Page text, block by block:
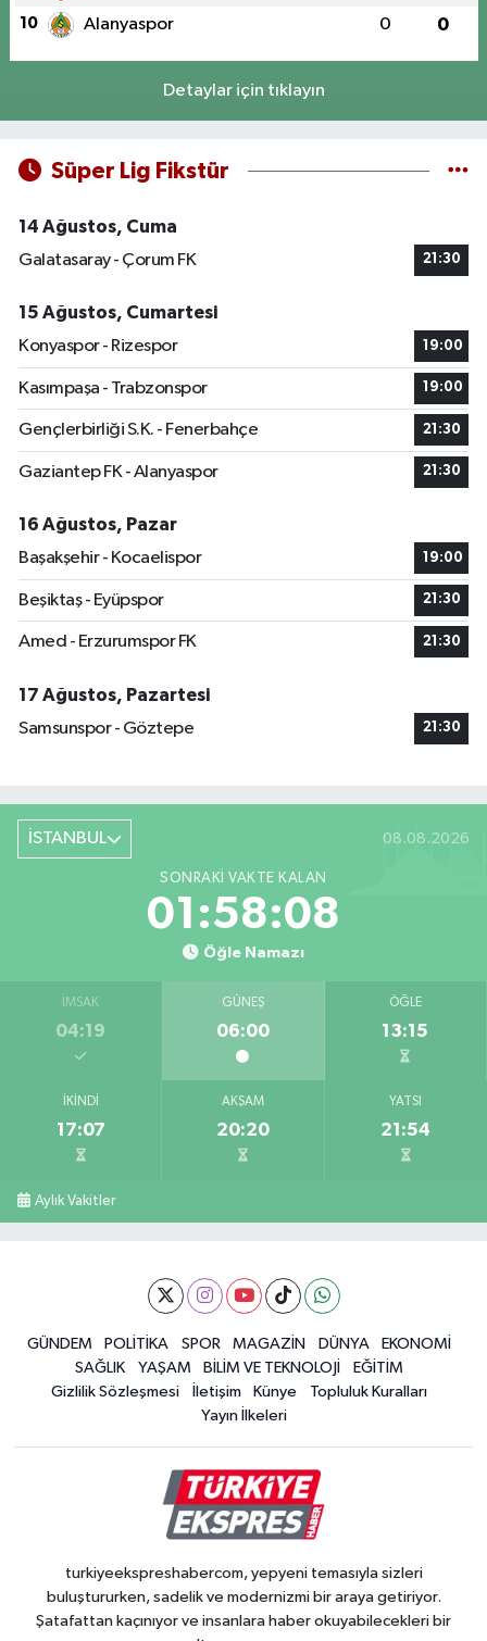
10 Alanyaspor 0 0
Detaylar için tıklayın
Süper Lig Fikstür
14 Ağustos, Cuma
Galatasaray - Çorum FK
21:30
15 Ağustos, Cumartesi
Konyaspor - Rizespor
19:00
Kasımpaşa - Trabzonspor 19:00
Gençlerbirliği S.K. - Fenerbahçe 21:30
Gaziantep FK - Alanyaspor 21:30
16 Ağustos, Pazar
Başakşehir - Kocaelispor
19:00
Beşiktaş - Eyüpspor 21:30
Amed - Erzurumspor FK 21:30
17 Ağustos, Pazartesi
Samsunspor - Göztepe
21:30
İSTANBUL 08.08.2026
SONRAKI VAKTE KALAN
01:58:07
Öğle Namazı
İMSAK
04:19
GÜNEŞ
06:00
ÖĞLE
13:15
İKINDI
17:07
AKŞAM
20:20
YATSI
21:54
Aylık Vakitler
GÜNDEM POLİTİKA SPOR MAGAZİN DÜNYA
EKONOMİ
SAĞLIK
YAŞAM BİLİM VE TEKNOLOJİ
EĞİTİM
Gizlilik Sözleşmesi
İletişim Künye
Topluluk Kuralları
Yayın İlkeleri
turkiyeekspreshabercom, yepyeni temasıyla sizleri
buluştururken, sadelik ve modernizmi bir araya getiriyor.
Şatafattan kaçınıyor ve insanlara haber okuyabilecekleri bir